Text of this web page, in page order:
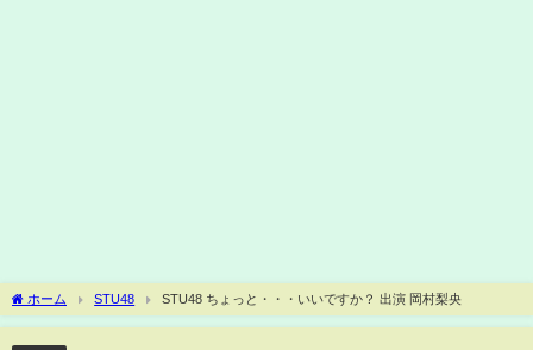
ホーム STU48 STU48 ちょっと・・・いいですか？ 出演 岡村梨央